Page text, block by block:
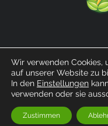
© 2023
Wir verwenden
auf unserer Website zu
In den Einstellungen
verwenden oder sie
Zustimmen